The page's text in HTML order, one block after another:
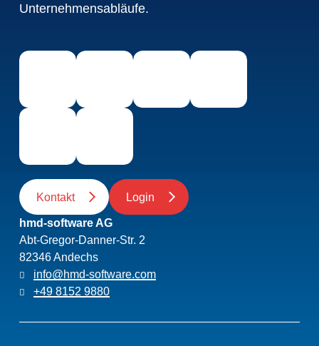
Unternehmensabläufe.
Kontakt Login
hmd-software AG
Abt-Gregor-Danner-Str. 2
82346 Andechs
info@hmd-software.com
+49 8152 9880